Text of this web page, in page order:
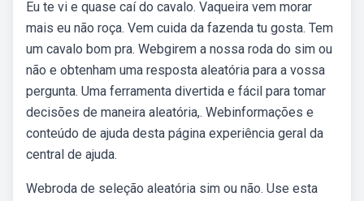
Eu te vi e quase caí do cavalo. Vaqueira vem morar
mais eu não roça. Vem cuida da fazenda tu gosta. Tem
um cavalo bom pra. Webgirem a nossa roda do sim ou
não e obtenham uma resposta aleatória para a vossa
pergunta. Uma ferramenta divertida e fácil para tomar
decisões de maneira aleatória,. Webinformações e
conteúdo de ajuda desta página experiência geral da
central de ajuda.
Webroda de seleção aleatória sim ou não. Use esta